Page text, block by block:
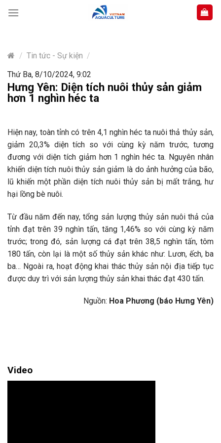
content
/ Tin tức - Sự kiện /
Thứ Ba, 8/10/2024, 9:02
Hưng Yên: Diện tích nuôi thủy sản giảm
hơn 1 nghìn héc ta
Hiện nay, toàn tỉnh có trên 4,1 nghìn héc ta nuôi thả thủy sản,
giảm 20,3% diện tích so với cùng kỳ năm trước, tương
đương với diện tích giảm hơn 1 nghìn héc ta. Nguyên nhân
khiến diện tích nuôi thủy sản giảm là do ảnh hưởng của bão,
lũ khiến một phần diện tích nuôi thủy sản bị mất trắng, hư
hại lồng bè nuôi.
Từ đầu năm đến nay, tổng sản lượng thủy sản nuôi thả của
tỉnh đạt trên 39 nghìn tấn, tăng 1,46% so với cùng kỳ năm
trước; trong đó, sản lượng cá đạt trên 38,5 nghìn tấn, tôm
180 tấn, còn lại là một số thủy sản khác như: Lươn, ếch, ba
ba… Ngoài ra, hoạt động khai thác thủy sản nội địa tiếp tục
được duy trì với sản lượng thủy sản khai thác đạt 430 tấn.
Nguồn: Hoa Phương (báo Hưng Yên)
Video